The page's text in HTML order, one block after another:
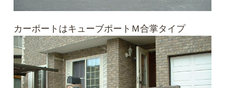
カーポートはキューブポートＭ合掌タイプ